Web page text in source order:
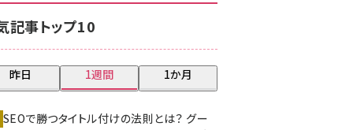
記事トップ10
昨日 1週間 1か月
SEOで勝つタイトル付けの法則とは？ グー